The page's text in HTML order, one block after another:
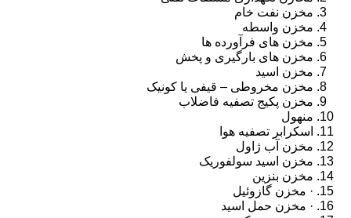
مخزن نفت خام
مخزن واسطه
مخزن های فرآورده ها
مخزن های بارگیری و پخش
مخزن اسید
مخزن مخروطی – قیفی یا کونیک
مخزن پکیج تصفیه فاضلاب
منهول
اسکرابر تصفیه هوا
مخزن آب ژاول
مخزن اسید سولفوریک
مخزن بنزین
· مخزن گازوئیل
· مخزن حمل اسید